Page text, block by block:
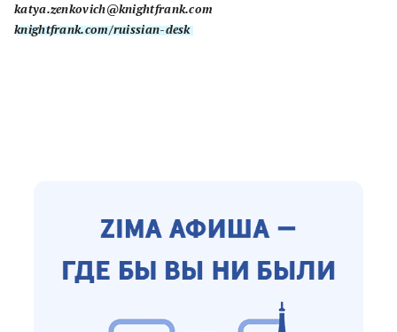
katya.zenkovich@knightfrank.com
knightfrank.com/ruissian-desk